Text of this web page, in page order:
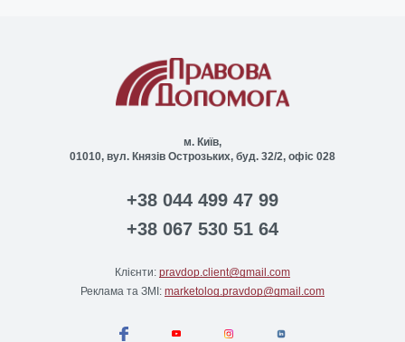
м. Київ,
01010, вул. Князів Острозьких, буд. 32/2, офіс 028
+38 044 499 47 99
+38 067 530 51 64
Клієнти: pravdop.client@gmail.com
Реклама та ЗМІ: marketolog.pravdop@gmail.com